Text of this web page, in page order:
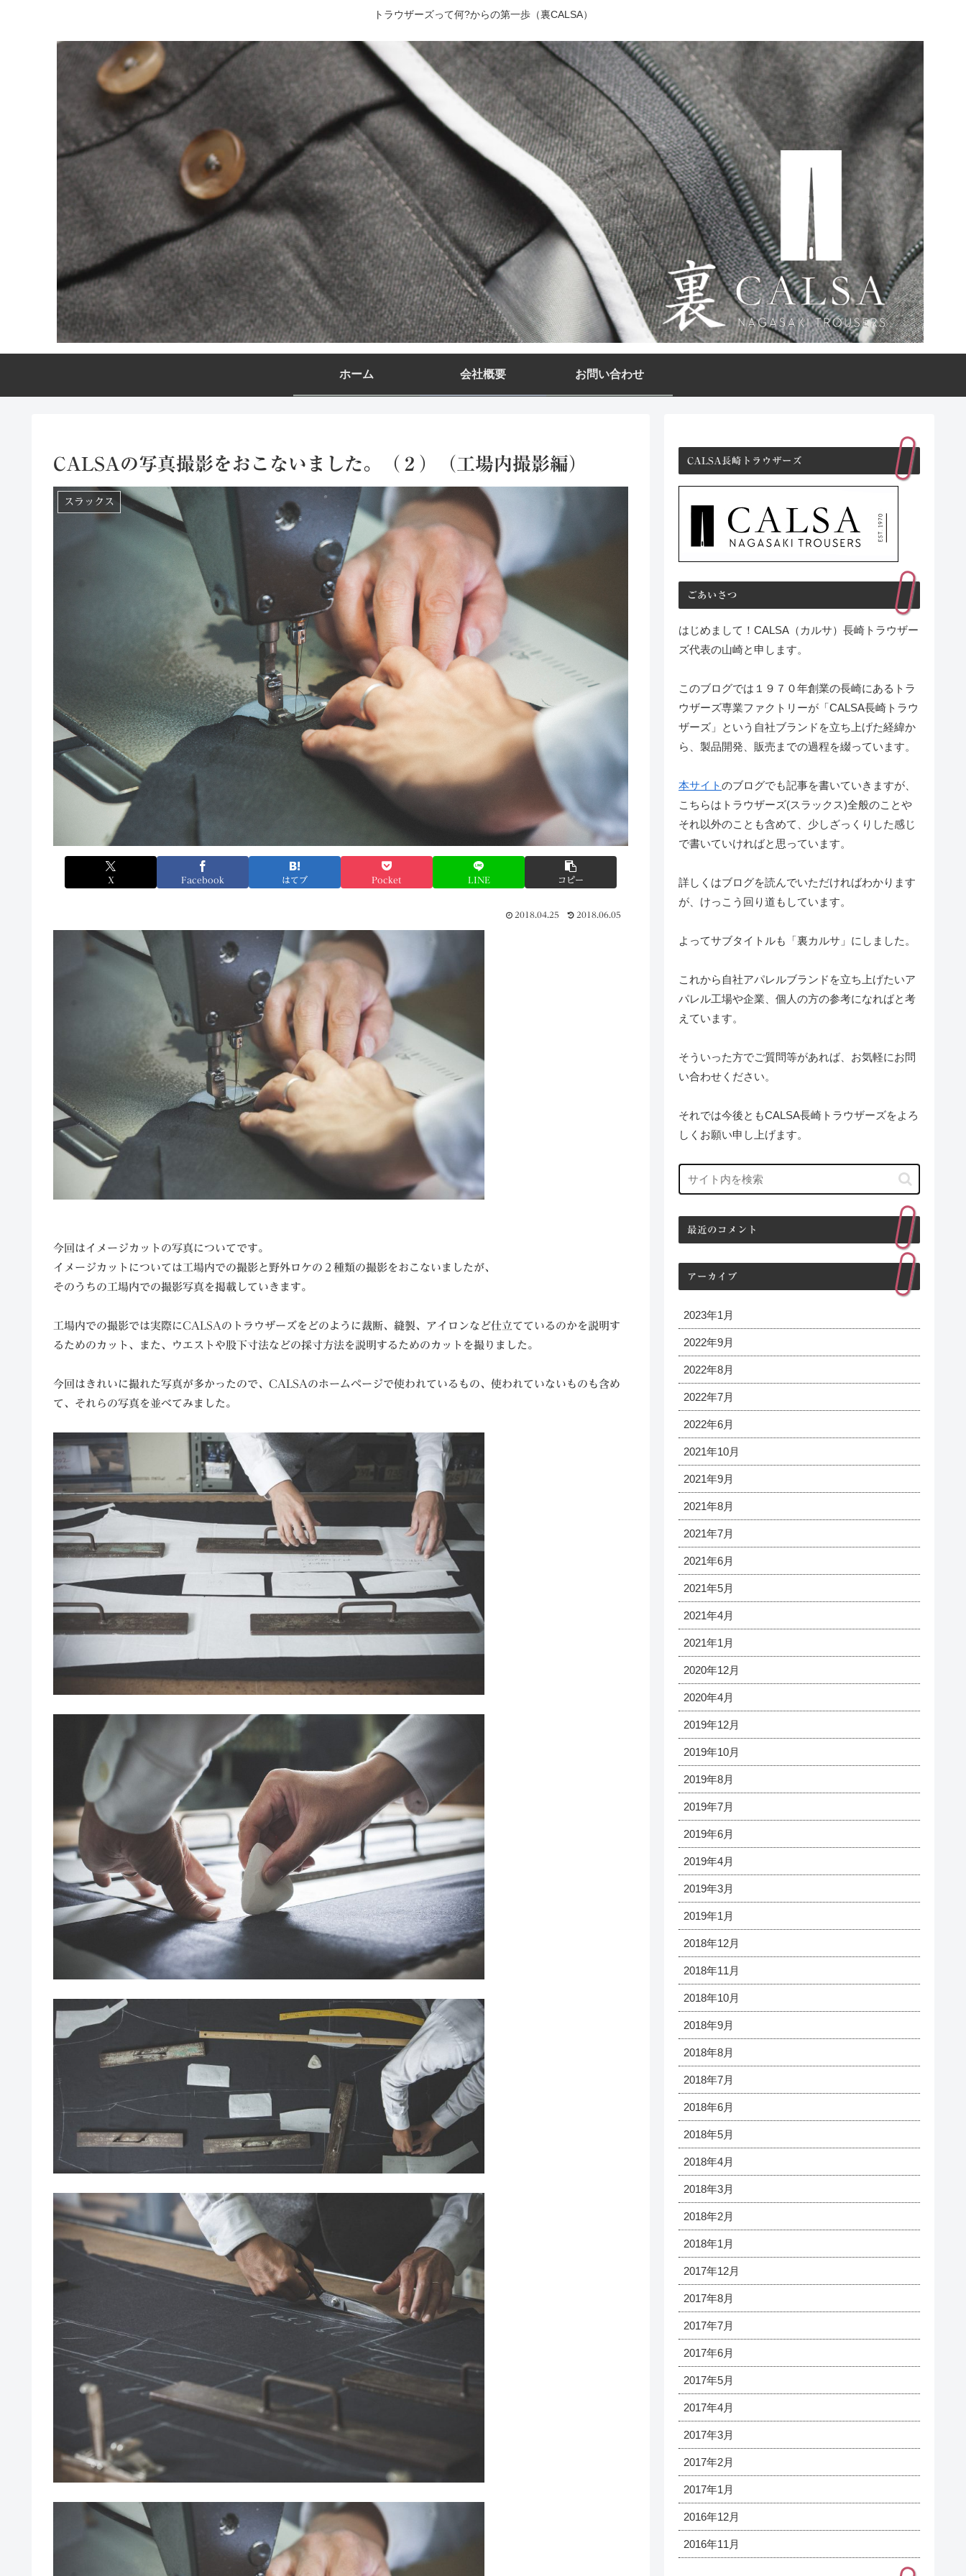
トラウザーズって何?からの第一歩（裏CALSA）
ホーム 会社概要 お問い合わせ
CALSAの写真撮影をおこないました。（２）（工場内撮影編）
スラックス
X Facebook はてブ Pocket LINE コピー
2018.04.25 2018.06.05
今回はイメージカットの写真についてです。
イメージカットについては工場内での撮影と野外ロケの２種類の撮影をおこないましたが、
そのうちの工場内での撮影写真を掲載していきます。
工場内での撮影では実際にCALSAのトラウザーズをどのように裁断、縫製、アイロンなど仕立てているのかを説明す
るためのカット、また、ウエストや股下寸法などの採寸方法を説明するためのカットを撮りました。
今回はきれいに撮れた写真が多かったので、CALSAのホームページで使われているもの、使われていないものも含め
て、それらの写真を並べてみました。
CALSA長崎トラウザーズ
ごあいさつ
はじめまして！CALSA（カルサ）長崎トラウザー
ズ代表の山崎と申します。
このブログでは１９７０年創業の長崎にあるトラ
ウザーズ専業ファクトリーが「CALSA長崎トラウ
ザーズ」という自社ブランドを立ち上げた経緯か
ら、製品開発、販売までの過程を綴っています。
本サイトのブログでも記事を書いていきますが、
こちらはトラウザーズ(スラックス)全般のことや
それ以外のことも含めて、少しざっくりした感じ
で書いていければと思っています。
詳しくはブログを読んでいただければわかります
が、けっこう回り道もしています。
よってサブタイトルも「裏カルサ」にしました。
これから自社アパレルブランドを立ち上げたいア
パレル工場や企業、個人の方の参考になればと考
えています。
そういった方でご質問等があれば、お気軽にお問
い合わせください。
それでは今後ともCALSA長崎トラウザーズをよろ
しくお願い申し上げます。
最近のコメント
アーカイブ
2023年1月
2022年9月
2022年8月
2022年7月
2022年6月
2021年10月
2021年9月
2021年8月
2021年7月
2021年6月
2021年5月
2021年4月
2021年1月
2020年12月
2020年4月
2019年12月
2019年10月
2019年8月
2019年7月
2019年6月
2019年4月
2019年3月
2019年1月
2018年12月
2018年11月
2018年10月
2018年9月
2018年8月
2018年7月
2018年6月
2018年5月
2018年4月
2018年3月
2018年2月
2018年1月
2017年12月
2017年8月
2017年7月
2017年6月
2017年5月
2017年4月
2017年3月
2017年2月
2017年1月
2016年12月
2016年11月